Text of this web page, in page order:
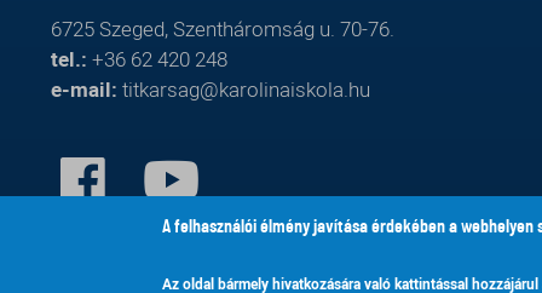
6725 Szeged, Szentháromság u. 70-76.
tel.: +36 62 420 248
e-mail: titkarsag@karolinaiskola.hu
YOUTUBE
A felhasználói élmény javítása érdekében a webhelyen
Az oldal bármely hivatkozására való kattintással